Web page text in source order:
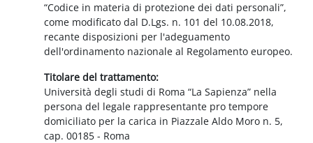
“Codice in materia di protezione dei dati personali”,
come modificato dal D.Lgs. n. 101 del 10.08.2018,
recante disposizioni per l'adeguamento
dell'ordinamento nazionale al Regolamento europeo.
Titolare del trattamento:
Università degli studi di Roma “La Sapienza” nella
persona del legale rappresentante pro tempore
domiciliato per la carica in Piazzale Aldo Moro n. 5,
cap. 00185 - Roma